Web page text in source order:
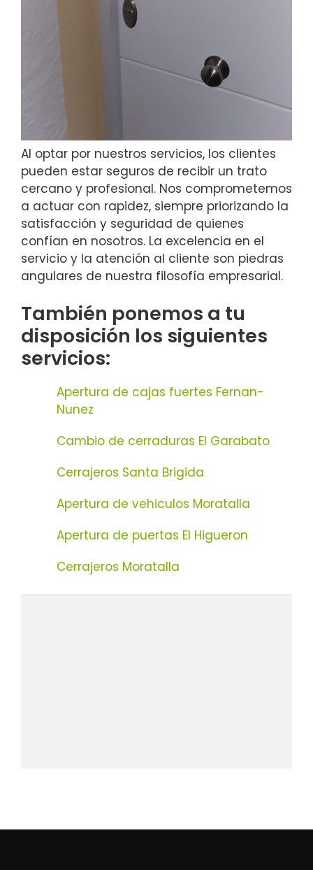
Al optar por nuestros servicios, los clientes
pueden estar seguros de recibir un trato
cercano y profesional. Nos comprometemos
a actuar con rapidez, siempre priorizando la
satisfacción y seguridad de quienes
confían en nosotros. La excelencia en el
servicio y la atención al cliente son piedras
angulares de nuestra filosofía empresarial.
También ponemos a tu
disposición los siguientes
servicios:
Apertura de cajas fuertes Fernan-
Nunez
Cambio de cerraduras El Garabato
Cerrajeros Santa Brigida
Apertura de vehiculos Moratalla
Apertura de puertas El Higueron
Cerrajeros Moratalla